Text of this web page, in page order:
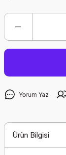
Yorum Yaz
Ürün Bilgisi